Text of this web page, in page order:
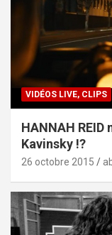
VIDÉOS LIVE, CLIPS
HANNAH REID
Kavinsky !?
26 octobre 2015